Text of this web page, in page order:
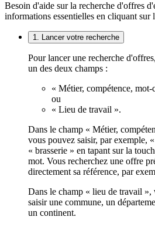
Besoin d'aide sur la recherche d'offres
informations essentielles en cliquant sur
1. Lancer votre recherche
Pour lancer une recherche
un des deux champs :
« Métier, compétence,
ou
« Lieu de travail ».
Dans le champ « Métier,
vous pouvez saisir, par exemple,
« brasserie » en tapant sur la
mot. Vous recherchez une offre
directement sa référence, par
Dans le champ « lieu de travail »,
saisir une commune, un
un continent.